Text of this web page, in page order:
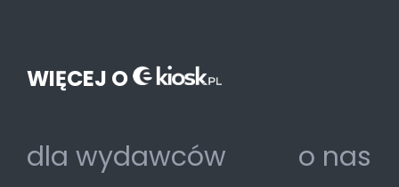
WIĘCEJ O
dla wydawców
o nas